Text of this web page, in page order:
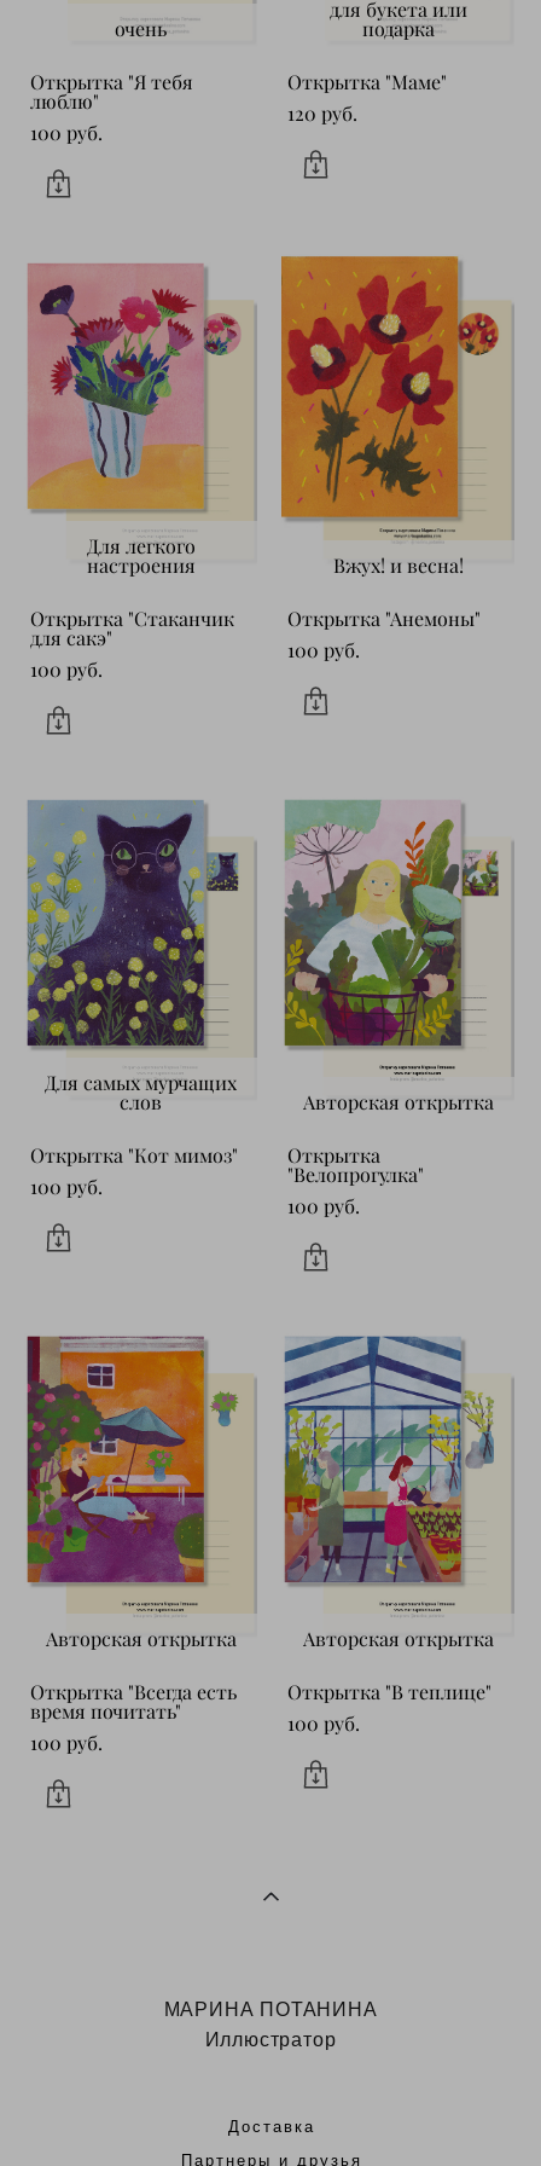
очень
Открытка "Я тебя
люблю"
100 pуб.
для букета или
подарка
Открытка "Маме"
120 pуб.
Для легкого
настроения
Открытка "Стаканчик
для сакэ"
100 pуб.
Вжух! и весна!
Открытка "Анемоны"
100 pуб.
Для самых мурчащих
слов
Открытка "Кот мимоз"
100 pуб.
Авторская открытка
Открытка
"Велопрогулка"
100 pуб.
Авторская открытка
Открытка "Всегда есть
время почитать"
100 pуб.
Авторская открытка
Открытка "В теплице"
100 pуб.
МАРИНА ПОТАНИНА
Иллюстратор
Доставка
Партнеры и друзья